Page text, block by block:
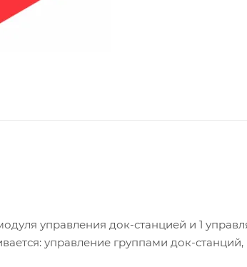
управления док-станцией и 1
управление группами док-станций,